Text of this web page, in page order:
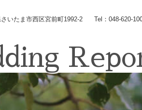
いたま市西区宮前町1992-2 Tel：048-620-